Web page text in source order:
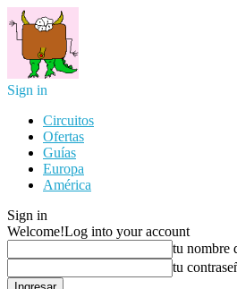
Sign in
Circuitos
Ofertas
Guías
Europa
América
Sign in
Welcome!Log into your account
tu nombre
tu